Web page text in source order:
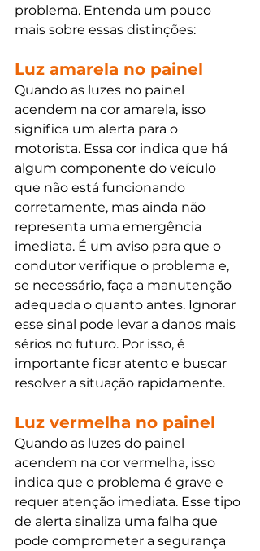
problema. Entenda um pouco
mais sobre essas distinções:
Luz amarela no painel
Quando as luzes no painel
acendem na cor amarela, isso
significa um alerta para o
motorista. Essa cor indica que há
algum componente do veículo
que não está funcionando
corretamente, mas ainda não
representa uma emergência
imediata. É um aviso para que o
condutor verifique o problema e,
se necessário, faça a manutenção
adequada o quanto antes. Ignorar
esse sinal pode levar a danos mais
sérios no futuro. Por isso, é
importante ficar atento e buscar
resolver a situação rapidamente.
Luz vermelha no painel
Quando as luzes do painel
acendem na cor vermelha, isso
indica que o problema é grave e
requer atenção imediata. Esse tipo
de alerta sinaliza uma falha que
pode comprometer a segurança